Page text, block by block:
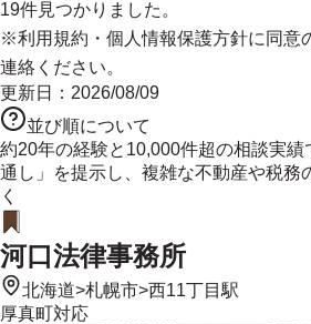
19件見つかりました。
※利用規約 ・ 個人情報保護方針に同意
連絡ください。
更新日： 2026/08/09
並び順について
約20年の経験と10,000件超の相談実績
通し」を提示し、複雑な不動産や税務
く
河口法律事務所
北海道>札幌市>西11丁目駅
厚真町対応